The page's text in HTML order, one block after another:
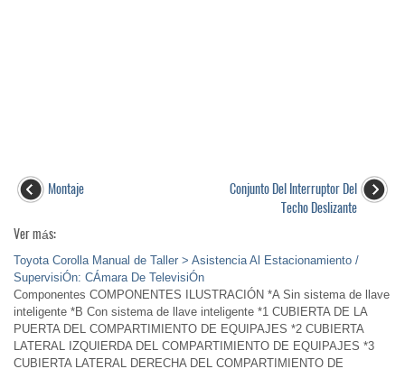
Montaje
Conjunto Del Interruptor Del
Techo Deslizante
Ver más:
Toyota Corolla Manual de Taller > Asistencia Al Estacionamiento /
SupervisiÓn: CÁmara De TelevisiÓn
Componentes COMPONENTES ILUSTRACIÓN *A Sin sistema de llave
inteligente *B Con sistema de llave inteligente *1 CUBIERTA DE LA
PUERTA DEL COMPARTIMIENTO DE EQUIPAJES *2 CUBIERTA
LATERAL IZQUIERDA DEL COMPARTIMIENTO DE EQUIPAJES *3
CUBIERTA LATERAL DERECHA DEL COMPARTIMIENTO DE